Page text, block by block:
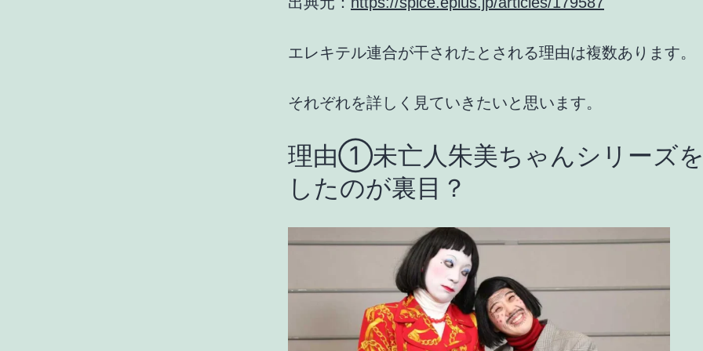
エレキテル連合が干されたとされる理由は複数あります。
それぞれを詳しく見ていきたいと思います。
理由①未亡人朱美ちゃんシリーズ
したのが裏目？